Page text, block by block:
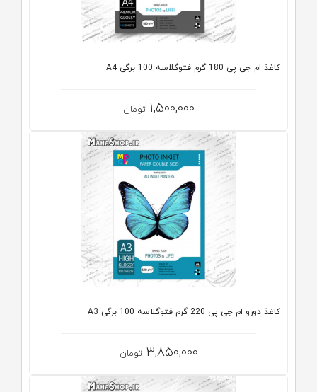
کاغذ ام جی پی 180 گرم فتوگلاسه 100 برگی A4
1,500,000 تومان
کاغذ دورو ام جی پی 220 گرم فتوگلاسه 100 برگی A3
3,850,000 تومان